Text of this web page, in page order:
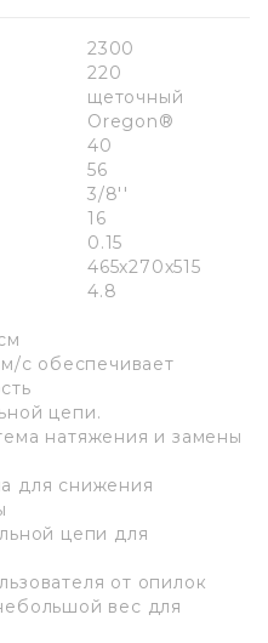
2300
220
щеточный
Oregon®
40
56
3/8''
16
0.15
465х270х515
4.8
с обеспечивает
цепи.
натяжения и замены
для снижения
цепи для
от опилок
вес для